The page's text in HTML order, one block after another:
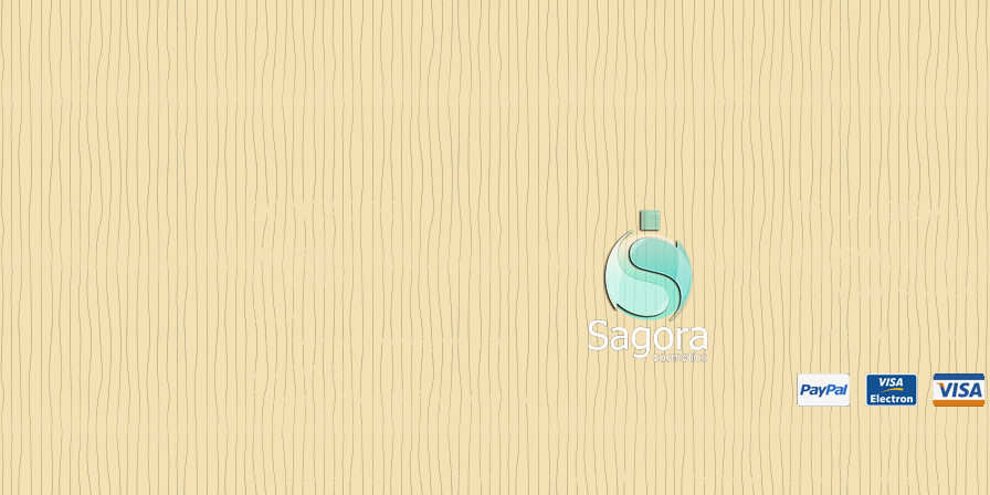
VISÍTANOS
Passeig de Maragall, 315. Barcelona
LLAMANOS
Tlf. 607 84 36 14
E-MAIL
sagoracosmeticsweb@gmail.com
CONTACTO PRIVACIDAD
CONDICIONES DE VENTA
POLÍTICA DE PRIVACIDAD
POLÍTICA DE COOKIES
© Copyright 2018 · Sagora Cosmetics · Todos los derechos reservados. All